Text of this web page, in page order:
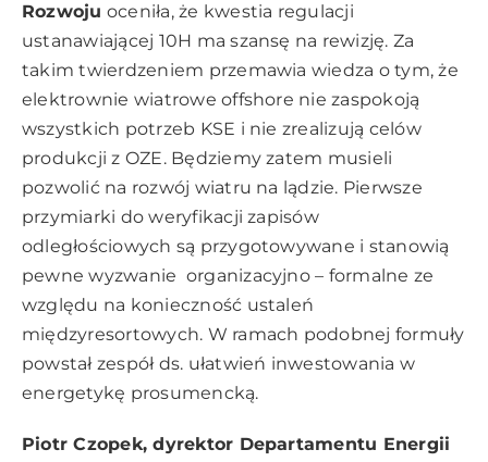
Rozwoju oceniła, że kwestia regulacji
ustanawiającej 10H ma szansę na rewizję. Za
takim twierdzeniem przemawia wiedza o tym, że
elektrownie wiatrowe offshore nie zaspokoją
wszystkich potrzeb KSE i nie zrealizują celów
produkcji z OZE. Będziemy zatem musieli
pozwolić na rozwój wiatru na lądzie. Pierwsze
przymiarki do weryfikacji zapisów
odległościowych są przygotowywane i stanowią
pewne wyzwanie organizacyjno – formalne ze
względu na konieczność ustaleń
międzyresortowych. W ramach podobnej formuły
powstał zespół ds. ułatwień inwestowania w
energetykę prosumencką.
Piotr Czopek, dyrektor Departamentu Energii